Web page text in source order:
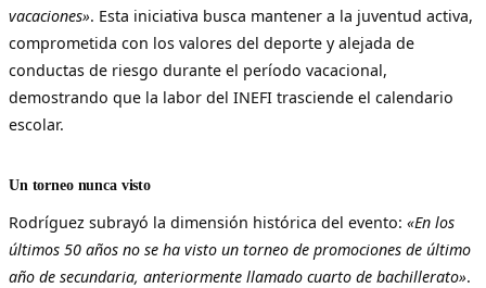
vacaciones». Esta iniciativa busca mantener a la juventud activa,
comprometida con los valores del deporte y alejada de
conductas de riesgo durante el período vacacional,
demostrando que la labor del INEFI trasciende el calendario
escolar.
Un torneo nunca visto
Rodríguez subrayó la dimensión histórica del evento: «En los
últimos 50 años no se ha visto un torneo de promociones de último
año de secundaria, anteriormente llamado cuarto de bachillerato».